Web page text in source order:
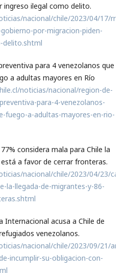
ingreso ilegal como delito.
nacional/chile/2023/04/17/rn-
por-migracion-piden-
delito.shtml
para 4 venezolanos que
a adultas mayores en Río
noticias/nacional/region-de-
para-4-venezolanos-
fuego-a-adultas-mayores-en-rio-
considera mala para Chile la
a favor de cerrar fronteras.
nacional/chile/2023/04/23/
la-llegada-de-migrantes-y-86-
Internacional acusa a Chile de
venezolanos.
nacional/chile/2023/09/21/
incumplir-su-obligacion-con-